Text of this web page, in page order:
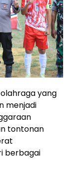
yang
menjadi
tontonan
berbagai